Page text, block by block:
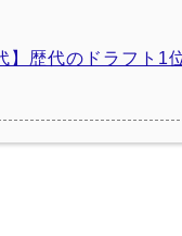
】歴代のドラフト1